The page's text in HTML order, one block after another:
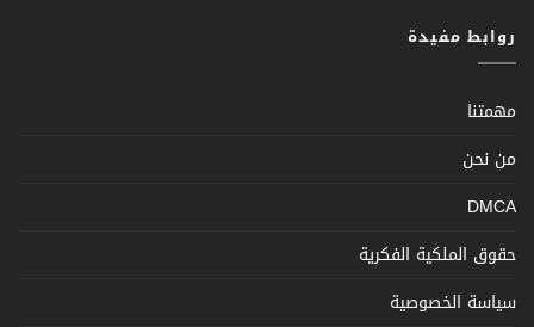
روابط مفيدة
مهمتنا
من نحن
DMCA
حقوق الملكية الفكرية
سياسة الخصوصية